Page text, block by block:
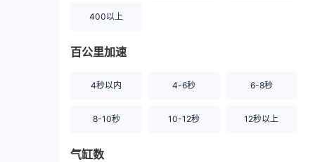
400以上
百公里加速
4秒以内 4-6秒 6-8秒
8-10秒 10-12秒 12秒以上
气缸数